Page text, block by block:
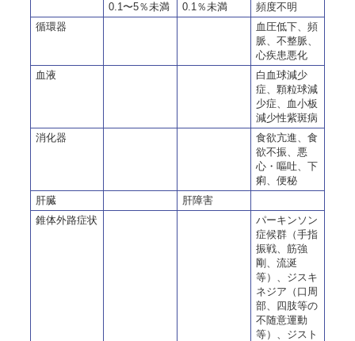
0.1〜5％未満 0.1％未満
頻度不明
循環器
血圧低下、頻
脈、不整脈、
心疾患悪化
血液
白血球減少
症、顆粒球減
少症、血小板
減少性紫斑病
消化器
食欲亢進、食
欲不振、悪
心・嘔吐、下
痢、便秘
肝臓
肝障害
錐体外路症状
パーキンソン
症候群（手指
振戦、筋強
剛、流涎
等）、ジスキ
ネジア（口周
部、四肢等の
不随意運動
等）、ジスト